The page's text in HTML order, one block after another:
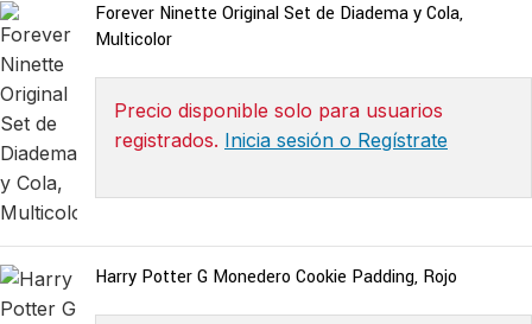
Forever Ninette Original Set de Diadema y Cola,
Multicolor
Precio disponible solo para usuarios
registrados. Inicia sesión o Regístrate
Harry Potter G Monedero Cookie Padding, Rojo